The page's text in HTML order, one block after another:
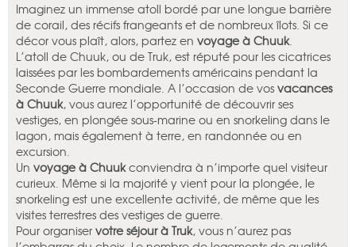
Imaginez un immense atoll bordé par une longue barrière
de corail, des récifs frangeants et de nombreux îlots. Si ce
décor vous plaît, alors, partez en voyage à Chuuk.
L’atoll de Chuuk, ou de Truk, est réputé pour les cicatrices
laissées par les bombardements américains pendant la
Seconde Guerre mondiale. A l’occasion de vos vacances
à Chuuk, vous aurez l’opportunité de découvrir ses
vestiges, en plongée sous-marine ou en snorkeling dans le
lagon, mais également à terre, en randonnée ou en
excursion.
Un voyage à Chuukconviendra à n’importe quel visiteur
curieux. Même si la majorité y vient pour la plongée, le
snorkeling est une excellente activité, de même que les
visites terrestres des vestiges de guerre.
Pour organiser votre séjour à Truk, vous n’aurez pas